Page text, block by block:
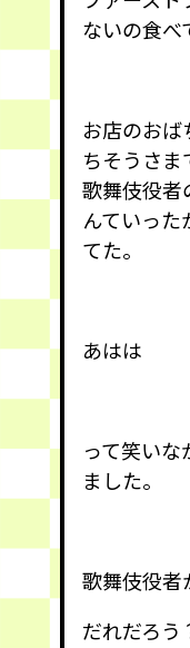
ないの食べ
お店のお
ちそうさま
歌舞伎役者
んていった
てた。
あはは
って笑い
ました。
歌舞伎役者
だれだろう